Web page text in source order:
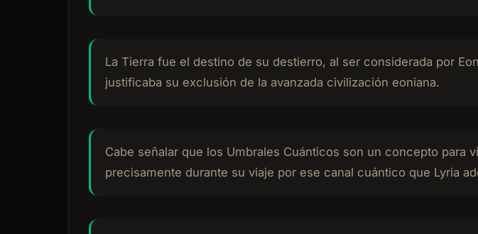
La Tierra fue el destino de su destierro, al ser considerada por
justificaba su exclusión de la avanzada civilización eoniana.
Cabe señalar que los Umbrales Cuánticos son un concepto para
precisamente durante su viaje por ese canal cuántico que Lyria